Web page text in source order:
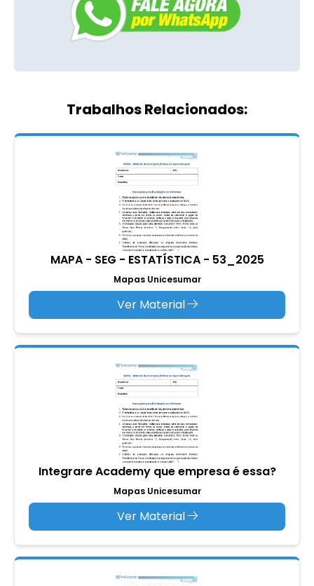
Trabalhos Relacionados:
MAPA - SEG - ESTATÍSTICA - 53_2025
Mapas Unicesumar
Ver Material
Integrare Academy que empresa é essa?
Mapas Unicesumar
Ver Material